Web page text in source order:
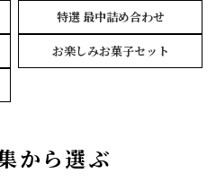
特選 最中詰め合わせ
お楽しみお菓子セット
から選ぶ